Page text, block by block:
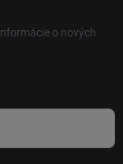
o nových